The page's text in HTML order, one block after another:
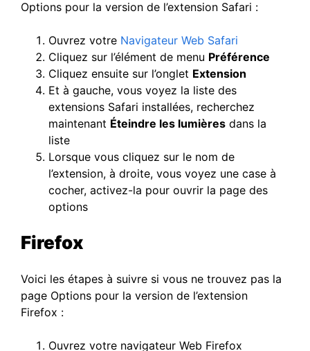
Options pour la version de l’extension Safari :
Ouvrez votre Navigateur Web Safari
Cliquez sur l’élément de menu Préférence
Cliquez ensuite sur l’onglet Extension
Et à gauche, vous voyez la liste des
extensions Safari installées, recherchez
maintenant Éteindre les lumières dans la
liste
Lorsque vous cliquez sur le nom de
l’extension, à droite, vous voyez une case à
cocher, activez-la pour ouvrir la page des
options
Firefox
Voici les étapes à suivre si vous ne trouvez pas la
page Options pour la version de l’extension
Firefox :
Ouvrez votre navigateur Web Firefox